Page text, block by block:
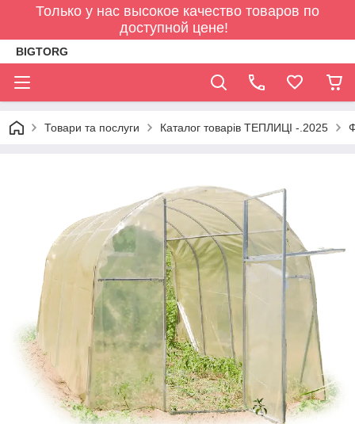
Только у нас высокое качество товаров по
доступной цене!
BIGTORG
Товари та послуги Каталог товарів ТЕПЛИЦІ -.2025